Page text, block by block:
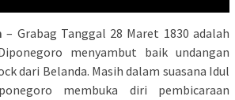
– Grabag Tanggal 28 Maret 1830 adalah
menyambut baik undangan
dari Belanda. Masih dalam suasana Idul
membuka diri pembicaraan